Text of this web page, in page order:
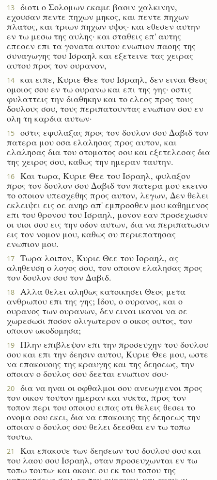
13
διοτι ο Σολομων εκαμε βασιν χαλκινην,
εχουσαν πεντε πηχων μηκος, και πεντε πηχων
πλατος, και τριων πηχων υψος· και εθεσεν αυτην
εν τω μεσω της αυλης· και σταθεις επ' αυτης
επεσεν επι τα γονατα αυτου ενωπιον πασης της
συναγωγης του Ισραηλ και εξετεινε τας χειρας
αυτου προς τον ουρανον,
14
και ειπε, Κυριε Θεε του Ισραηλ, δεν ειναι Θεος
ομοιος σου εν τω ουρανω και επι της γης· οστις
φυλαττεις την διαθηκην και το ελεος προς τους
δουλους σου, τους περιπατουντας ενωπιον σου εν
ολη τη καρδια αυτων·
15
οστις εφυλαξας προς τον δουλον σου Δαβιδ τον
πατερα μου οσα ελαλησας προς αυτον, και
ελαλησας δια του στοματος σου και εξετελεσας δια
της χειρος σου, καθως την ημεραν ταυτην.
16
Και τωρα, Κυριε Θεε του Ισραηλ, φυλαξον
προς τον δουλον σου Δαβιδ τον πατερα μου εκεινο
το οποιον υπεσχεθης προς αυτον, λεγων, Δεν θελει
εκλειψει εις σε ανηρ απ' εμπροσθεν μου καθημενος
επι του θρονου του Ισραηλ, μονον εαν προσεχωσιν
οι υιοι σου εις την οδον αυτων, δια να περιπατωσιν
εις τον νομον μου, καθως συ περιεπατησας
ενωπιον μου.
17
Τωρα λοιπον, Κυριε Θεε του Ισραηλ, ας
αληθευση ο λογος σου, τον οποιον ελαλησας προς
τον δουλον σου τον Δαβιδ.
18
Αλλα θελει αληθως κατοικησει Θεος μετα
ανθρωπου επι της γης; Ιδου, ο ουρανος, και ο
ουρανος των ουρανων, δεν ειναι ικανοι να σε
χωρεσωσι ποσον ολιγωτερον ο οικος ουτος, τον
οποιον ωκοδομησα;
19
Πλην επιβλεψον επι την προσευχην του δουλου
σου και επι την δεησιν αυτου, Κυριε Θεε μου, ωστε
να επακουσης της κραυγης και της δεησεως, την
οποιαν ο δουλος σου δεεται ενωπιον σου·
20
δια να ηναι οι οφθαλμοι σου ανεωγμενοι προς
τον οικον τουτον ημεραν και νυκτα, προς τον
τοπον περι του οποιου ειπας οτι θελεις θεσει το
ονομα σου εκει, δια να επακουης της δεησεως την
οποιαν ο δουλος σου θελει δεεσθαι εν τω τοπω
τουτω.
21
Και επακουε των δεησεων του δουλου σου και
του λαου σου Ισραηλ, οταν προσευχωνται εν τω
τοπω τουτω· και ακουε συ εκ του τοπου της